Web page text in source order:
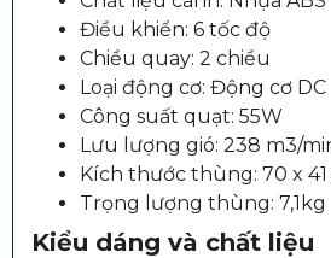
Điều khiển: 6 tốc độ
Chiều quay: 2 chiều
Loại động cơ: Động cơ DC
Công suất quạt: 55W
Lưu lượng gió: 238 m3/
Kích thước thùng: 70 x 41
Trọng lượng thùng: 7,1kg
Kiểu dáng và chất liệu